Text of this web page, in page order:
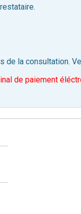
de la consultation.
de paiement